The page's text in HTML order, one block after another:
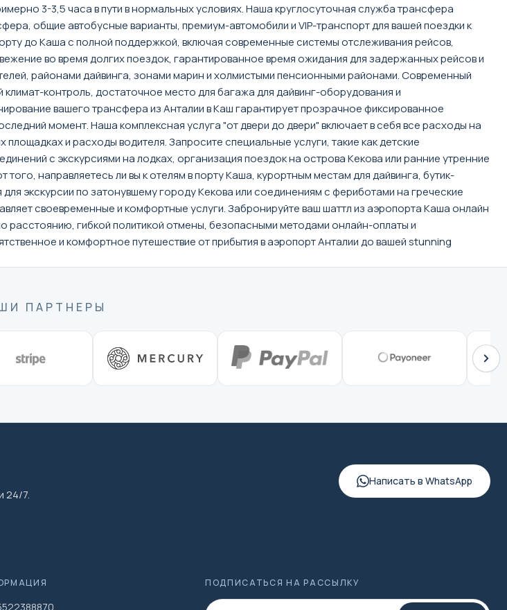
3-3,5 часа в пути в нормальных условиях. Наша круглосуточная служба трансфера
общие автобусные варианты, премиум-автомобили и VIP-транспорт для вашей поездки к
до Каша с полной поддержкой, включая современные системы отслеживания рейсов,
во время долгих поездок, гарантированное время ожидания для задержанных рейсов и
районами дайвинга, зонами марин и холмистыми пенсионными районами. Современный
контроль, достаточное место для багажа для дайвинг-оборудования и
вашего трансфера из Анталии в Каш гарантирует прозрачное фиксированное
момент. Наша комплексная услуга "от двери до двери" включает в себя все расходы на
и расходы водителя. Запросите специальные услуги, такие как детские
с экскурсиями на лодках, организация поездок на острова Кекова или ранние утренние
направляетесь ли вы к отелям в порту Каша, курортным местам для дайвинга, бутик-
экскурсии по затонувшему городу Кекова или соединениям с фериботами на греческие
своевременные и комфортные услуги. Забронируйте ваш шаттл из аэропорта Каша онлайн
гибкой политикой отмены, безопасными методами онлайн-оплаты и
и комфортное путешествие от прибытия в аэропорт Анталии до вашей stunning
ПАРТНЕРЫ
24/7.
Написать в WhatsApp
ПОДПИСАТЬСЯ НА РАССЫЛКУ